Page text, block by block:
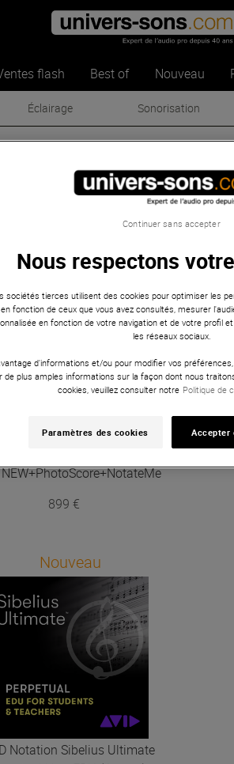
flash Best of Nouveau
Éclairage Sonorisation
Notation
899 €
Nouveau
Notation Sibelius Ultimate
Nous respectons
sociétés tierces utilisent des cookies pour optimiser les
fonction de ceux que vous avez consultés, mesurer
en fonction de votre navigation et de votre profil
les réseaux sociaux.
d'informations et/ou pour modifier vos
de plus amples informations sur la façon dont nous
cookies, veuillez consulter notre Politique de
Paramètres des cookies Accepter
Continuer sans accepter